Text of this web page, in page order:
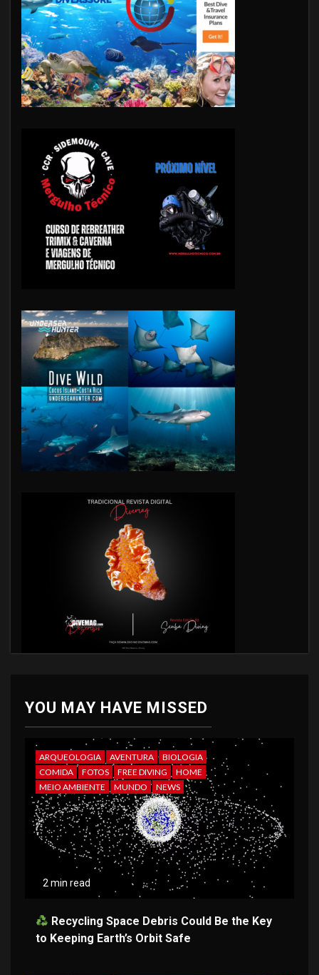
YOU MAY HAVE MISSED
ARQUEOLOGIA AVENTURA
BIOLOGIA
COMIDA
FOTOS FREE DIVING
HOME
MEIO AMBIENTE
MUNDO NEWS
2 min read
Recycling Space Debris Could Be the Key
to Keeping Earth’s Orbit Safe